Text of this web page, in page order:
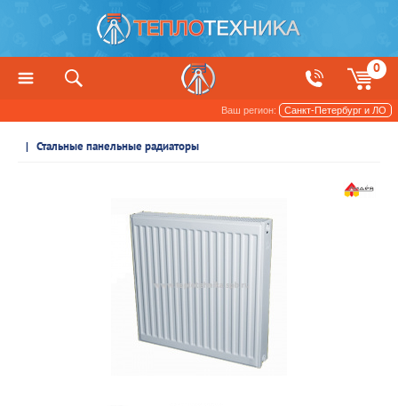
0
Ваш регион: Санкт-Петербург и ЛО
Радиаторы отопления и обогреватели
Стальные панельные радиаторы